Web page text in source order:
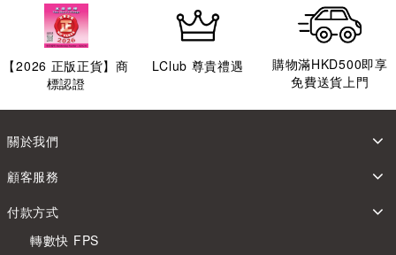
【2026 正版正貨】商
標認證
LClub 尊貴禮遇
購物滿HKD500即享
免費送貨上門
關於我們
顧客服務
付款方式
轉數快 FPS